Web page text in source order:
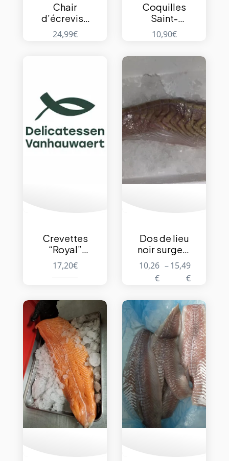
Chair
d’écrevise
– 500g
24,99€
Coquilles
Saint-
Jacques – 6
à 8 pièces –
10,90€
Crevettes
“Royal”
cuites
40/60 – 1kg
17,20€
Dos de lieu
noir surgelé
29,90€/kg
10,26
€
–15,49
€